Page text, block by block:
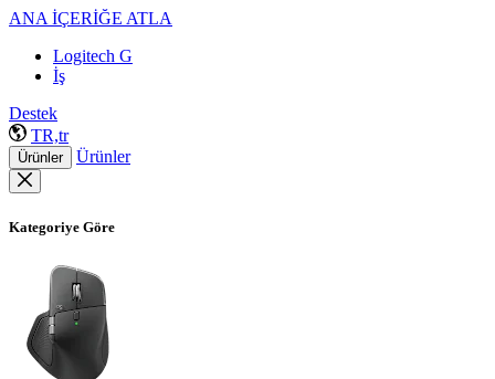
ANA İÇERİĞE ATLA
Logitech G
İş
Destek
TR,tr
Ürünler Ürünler
Kategoriye Göre